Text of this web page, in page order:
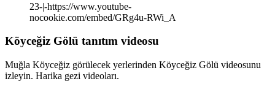
23-|-https://www.youtube-
nocookie.com/embed/GRg4u-RWi_A
Köyceğiz Gölü tanıtım videosu
Muğla Köyceğiz görülecek yerlerinden Köyceğiz Gölü videosunu
izleyin. Harika gezi videoları.